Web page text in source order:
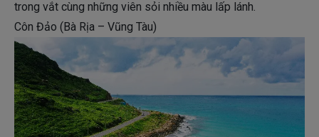
trong vắt cùng những viên sỏi nhiều màu lấp lánh.
Côn Đảo (Bà Rịa – Vũng Tàu)